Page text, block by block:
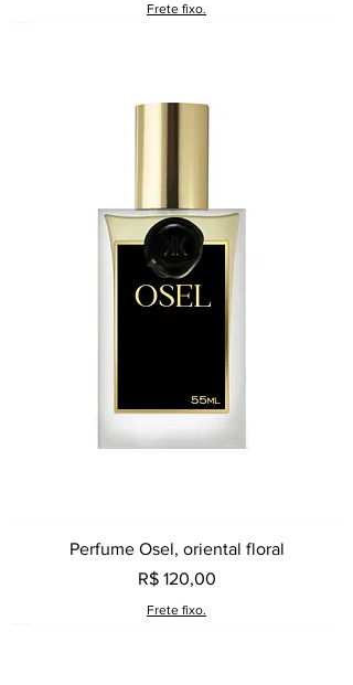
Frete fixo.
Perfume Osel, oriental floral
Preço
R$ 120,00
Frete fixo.